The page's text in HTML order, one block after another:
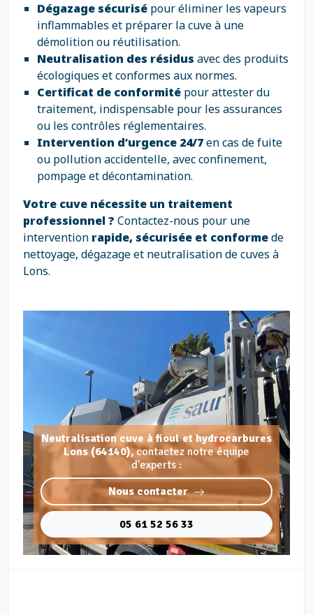
Dégazage sécurisé pour éliminer les vapeurs
inflammables et préparer la cuve à une
démolition ou réutilisation.
Neutralisation des résidus avec des produits
écologiques et conformes aux normes.
Certificat de conformité pour attester du
traitement, indispensable pour les assurances
ou les contrôles réglementaires.
Intervention d’urgence 24/7en cas de fuite
ou pollution accidentelle, avec confinement,
pompage et décontamination.
Votre cuve nécessite un traitement
professionnel ? Contactez-nous pour une
intervention rapide, sécurisée et conformede
nettoyage, dégazage et neutralisation de cuves à
Lons.
Neutralisation cuve à fioul et hydrocarbures
Lons (64140),contactez notre équipe
d'experts :
Nous contacter
05 61 52 56 33